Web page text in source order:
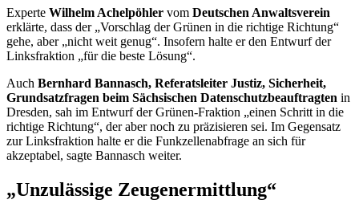
Experte Wilhelm Achelpöhler vom Deutschen Anwaltsverein
erklärte, dass der „Vorschlag der Grünen in die richtige Richtung“
gehe, aber „nicht weit genug“. Insofern halte er den Entwurf der
Linksfraktion „für die beste Lösung“.
Auch Bernhard Bannasch, Referatsleiter Justiz, Sicherheit,
Grundsatzfragen beim Sächsischen Datenschutzbeauftragten in
Dresden, sah im Entwurf der Grünen-Fraktion „einen Schritt in die
richtige Richtung“, der aber noch zu präzisieren sei. Im Gegensatz
zur Linksfraktion halte er die Funkzellenabfrage an sich für
akzeptabel, sagte Bannasch weiter.
„Unzulässige Zeugenermittlung“